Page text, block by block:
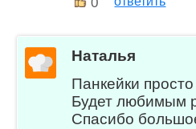
Наталья
Панкейки
Будет любимым
Спасибо